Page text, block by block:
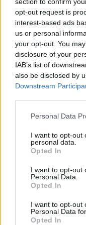
opt-out request is
interest-based ads
us or personal
your opt-out. You
disclosure of your
IAB’s list of
also be disclosed by
Downstream
Personal Data
I want to opt-out
personal data.
Opted In
I want to opt-out
Personal Data.
Opted In
I want to opt-out
Personal Data
Opted In
(Bundibugyo virus
ασύμμετρη
στοχευμένη
Λαϊκή
μέγεθος του
καταγραφεί
επιβεβαιωμένα
αναρρώσεις και
πέρασαν από το
Συμβουλευτικής
Οργανισμού
επίσημος
λαμβάνουν